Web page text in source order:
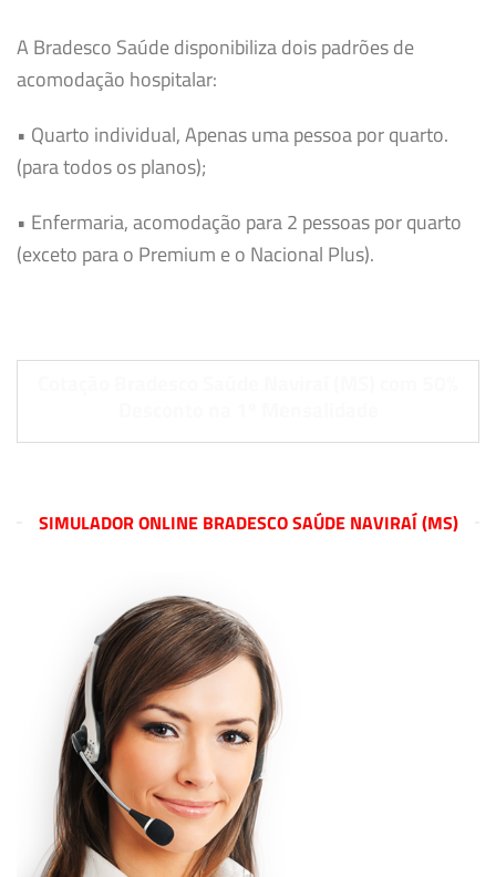
A Bradesco Saúde disponibiliza dois padrões de
acomodação hospitalar:
• Quarto individual, Apenas uma pessoa por quarto.
(para todos os planos);
• Enfermaria, acomodação para 2 pessoas por quarto
(exceto para o Premium e o Nacional Plus).
SIMULADOR ONLINE BRADESCO SAÚDE NAVIRAÍ (MS)